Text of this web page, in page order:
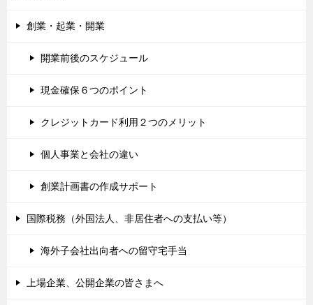
創業・起業・開業
開業前後のスケジュール
現金確保６つのポイント
クレジットカード利用２つのメリット
個人事業と会社の違い
創業計画書の作成サポート
国際税務（外国法人、非居住者への支払い等）
海外子会社出向者への留守宅手当
上場企業、公開企業の皆さまへ